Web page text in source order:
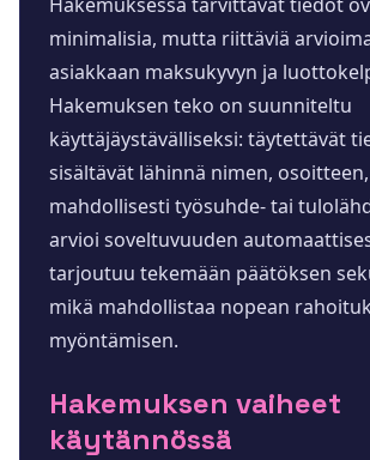
Hakemuksessa tarvittavat tiedot
minimalisia, mutta riittäviä
asiakkaan maksukyvyn ja
Hakemuksen teko on suunniteltu
käyttäjäystävälliseksi: täytettävät
sisältävät lähinnä nimen,
mahdollisesti työsuhde- tai
arvioi soveltuvuuden
tarjoutuu tekemään päätöksen
mikä mahdollistaa nopean
myöntämisen.
Hakemuksen vaiheet
käytännössä